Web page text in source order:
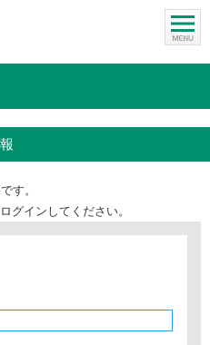
す。
グインしてください。